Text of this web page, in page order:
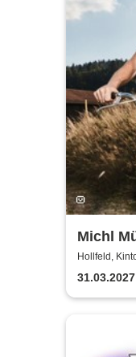
Michl
Hollfeld,
31.03.2027